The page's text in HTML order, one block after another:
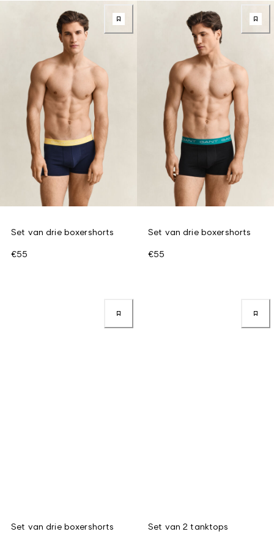
Set van drie boxershorts
€55
Set van drie boxershorts
€55
Set van drie boxershorts Set van 2 tanktops